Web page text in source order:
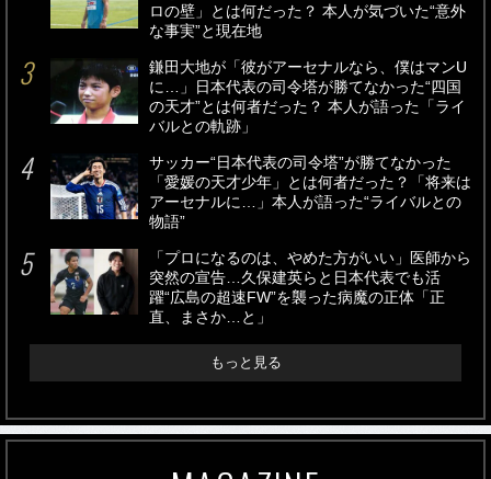
ロの壁」とは何だった？ 本人が気づいた“意外
な事実”と現在地
鎌田大地が「彼がアーセナルなら、僕はマンU
に…」日本代表の司令塔が勝てなかった“四国
の天才”とは何者だった？ 本人が語った「ライ
バルとの軌跡」
サッカー“日本代表の司令塔”が勝てなかった
「愛媛の天才少年」とは何者だった？「将来は
アーセナルに…」本人が語った“ライバルとの
物語”
「プロになるのは、やめた方がいい」医師から
突然の宣告…久保建英らと日本代表でも活
躍“広島の超速FW”を襲った病魔の正体「正
直、まさか…と」
もっと見る